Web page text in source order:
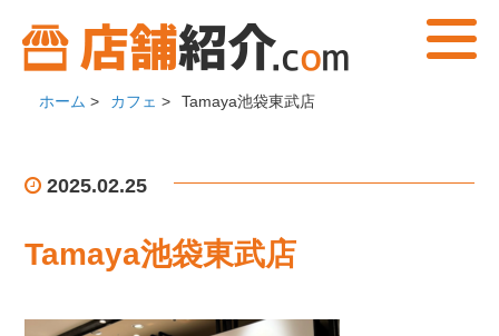
ホーム > カフェ > Tamaya池袋東武店
2025.02.25
Tamaya池袋東武店